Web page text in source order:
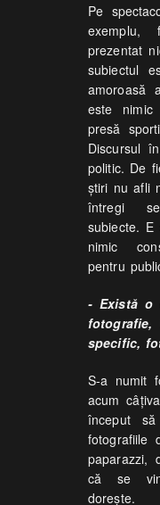
Pe
prezentat
subiectul
amoroasă
este
presă
Discursul
politic. De
ştiri nu afli
întregi
subiecte.
nimic
pentru
- Există o
specific,
S-a numit
acum
început
fotografiile
paparazzi,
că se
doreşte.